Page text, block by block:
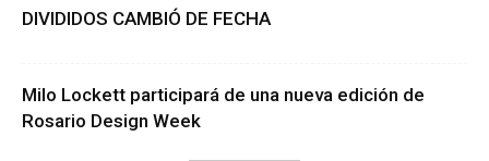
DIVIDIDOS CAMBIÓ DE FECHA
Milo Lockett participará de una nueva edición de
Rosario Design Week